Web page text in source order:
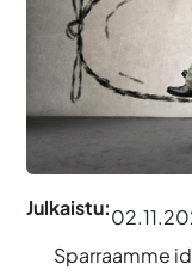
Julkaistu:
Sparraamme